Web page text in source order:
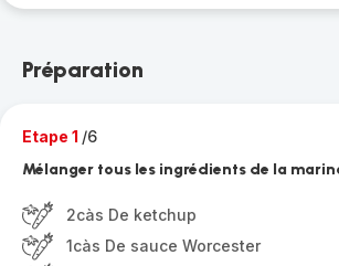
Préparation
Etape 1 /6
Mélanger tous les ingrédients de la
2càs De ketchup
1càs De sauce Worcester